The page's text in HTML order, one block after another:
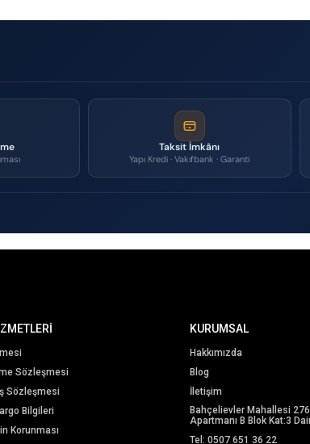
Taksit İmkânı
Yapı Kredi · Vakıfbank · Garanti
Sözleşmesi
Sözleşmesi
Bilgileri
Korunması
KURUMSAL
Hakkımızda
Blog
İletişim
Bahçelievler Mahallesi
Apartmanı B Blok Kat:3
Tel: 0507 651 36 22